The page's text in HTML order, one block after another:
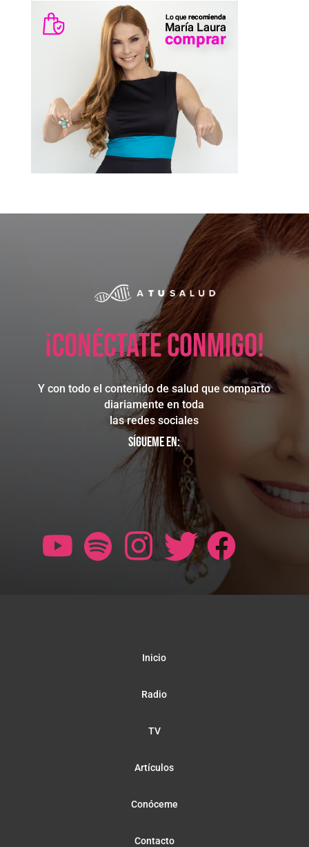
¡Conéctate conmigo!
Y con todo el contenido de salud que comparto
diariamente en toda
las redes sociales
Sígueme en:
Inicio
Radio
TV
Artículos
Conóceme
Contacto